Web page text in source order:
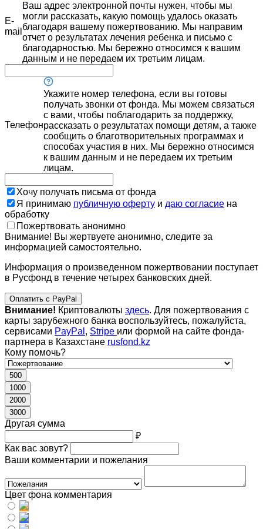
E-
mail
Ваш адрес электронной почты нужен, чтобы мы
могли рассказать, какую помощь удалось оказать
благодаря вашему пожертвованию. Мы направим
отчет о результатах лечения ребенка и письмо с
благодарностью. Мы бережно относимся к вашим
данным и не передаем их третьим лицам.
Телефон
Укажите номер телефона, если вы готовы
получать звонки от фонда. Мы можем связаться
с вами, чтобы поблагодарить за поддержку,
рассказать о результатах помощи детям, а также
сообщить о благотворительных программах и
способах участия в них. Мы бережно относимся
к вашим данным и не передаем их третьим
лицам.
Хочу получать письма от фонда
Я принимаю публичную оферту и даю согласие на
обработку
Пожертвовать анонимно
Внимание! Вы жертвуете анонимно, следите за
информацией самостоятельно.
Информация о произведенном пожертвовании поступает
в Русфонд в течение четырех банковских дней.
Оплатить с PayPal
Внимание! Криптовалюты здесь. Для пожертвования с
карты зарубежного банка воспользуйтесь, пожалуйста,
сервисами PayPal , Stripe или формой на сайте фонда-
партнера в Казахстане rusfond.kz
Кому помочь?
500
1000
2000
3000
Другая сумма
₽
Как вас зовут?
Ваши комментарии и пожелания
Цвет фона комментария